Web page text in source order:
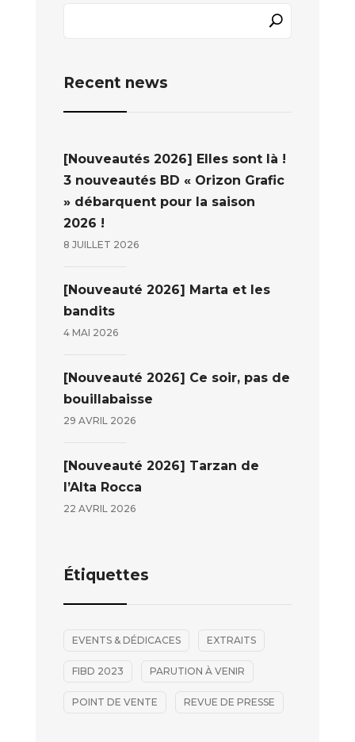
Recent news
[Nouveautés 2026] Elles sont là !
3 nouveautés BD « Orizon Grafic
» débarquent pour la saison
2026 !
8 JUILLET 2026
[Nouveauté 2026] Marta et les
bandits
4 MAI 2026
[Nouveauté 2026] Ce soir, pas de
bouillabaisse
29 AVRIL 2026
[Nouveauté 2026] Tarzan de
l’Alta Rocca
22 AVRIL 2026
Étiquettes
EVENTS & DÉDICACES EXTRAITS
FIBD 2023 PARUTION À VENIR
POINT DE VENTE REVUE DE PRESSE